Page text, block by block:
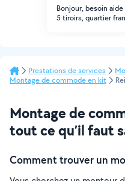
Bonjour, besoin
5 tiroirs, quartier
Prestations de services
Montage de commode en kit
Montage de
tout ce qu’il faut
Comment trouver un